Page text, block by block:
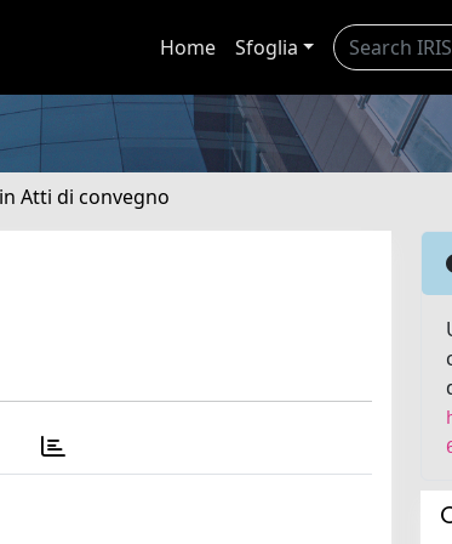
Home Sfoglia
Atti di convegno